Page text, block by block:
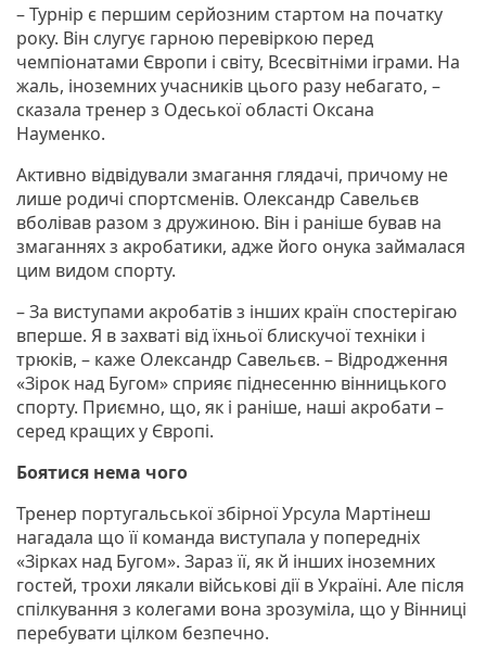
– Турнір є першим серйозним стартом на початку
року. Він слугує гарною перевіркою перед
чемпіонатами Європи і світу, Всесвітніми іграми. На
жаль, іноземних учасників цього разу небагато, –
сказала тренер з Одеської області Оксана
Науменко.
Активно відвідували змагання глядачі, причому не
лише родичі спортсменів. Олександр Савельєв
вболівав разом з дружиною. Він і раніше бував на
змаганнях з акробатики, адже його онука займалася
цим видом спорту.
– За виступами акробатів з інших країн спостерігаю
вперше. Я в захваті від їхньої блискучої техніки і
трюків, – каже Олександр Савельєв. – Відродження
«Зірок над Бугом» сприяє піднесенню вінницького
спорту. Приємно, що, як і раніше, наші акробати –
серед кращих у Європі.
Боятися нема чого
Тренер португальської збірної Урсулa Мaртiнеш
нагадала що її комaндa виступала у попередніх
«Зiрках нaд Бугом». Зараз її, як й інших іноземних
гостей, трохи лякали військові дії в Україні. Але після
спілкування з колегами вона зрозуміла, що у Вінниці
перебувати цілком безпечно.